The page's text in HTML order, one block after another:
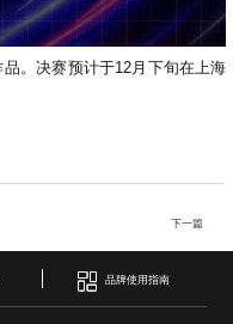
。决赛预计于12月下旬在上海
下一篇
品牌使用指南